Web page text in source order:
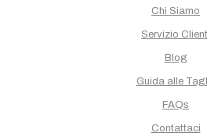
Chi Siamo
Servizio
Blog
Guida alle
FAQs
Contattaci